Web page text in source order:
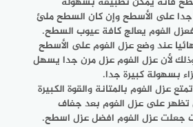
جدا على الأسطح وإن كان السطح ملئ
الفوم يعالج كافة عيوب السطح.
عند وضع عزل الفوم على الأسطح
لأن عزل الفوم عزل مرن جدا يسهل
بسهولة كبيرة جدا.
عزل الفوم بالمتانة والقوة الكبيرة
تظهر على عزل الفوم بعد جفاف
جعلت عزل الفوم افضل عزل اسطح.